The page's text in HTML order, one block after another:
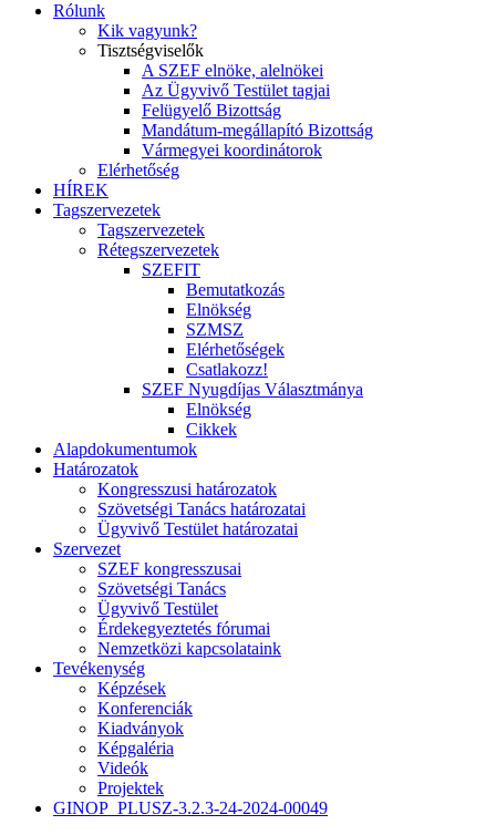
Rólunk
Kik vagyunk?
Tisztségviselők
A SZEF elnöke, alelnökei
Az Ügyvivő Testület tagjai
Felügyelő Bizottság
Mandátum-megállapító Bizottság
Vármegyei koordinátorok
Elérhetőség
HÍREK
Tagszervezetek
Tagszervezetek
Rétegszervezetek
SZEFIT
Bemutatkozás
Elnökség
SZMSZ
Elérhetőségek
Csatlakozz!
SZEF Nyugdíjas Választmánya
Elnökség
Cikkek
Alapdokumentumok
Határozatok
Kongresszusi határozatok
Szövetségi Tanács határozatai
Ügyvivő Testület határozatai
Szervezet
SZEF kongresszusai
Szövetségi Tanács
Ügyvivő Testület
Érdekegyeztetés fórumai
Nemzetközi kapcsolataink
Tevékenység
Képzések
Konferenciák
Kiadványok
Képgaléria
Videók
Projektek
GINOP_PLUSZ-3.2.3-24-2024-00049